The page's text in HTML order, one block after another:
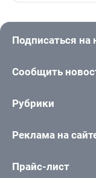
Подписаться на
Сообщить
Рубрики
Реклама на
Прайс-лист